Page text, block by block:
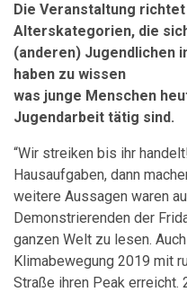
Die Veranstaltung
Alterskategorien, die
(anderen) Jugendlichen
haben zu wissen
was junge Menschen
Jugendarbeit tätig sind.
“Wir streiken bis ihr
Hausaufgaben, dann
weitere Aussagen waren
Demonstrierenden der
ganzen Welt zu lesen.
Klimabewegung 2019 mit
Straße ihren Peak erreicht.